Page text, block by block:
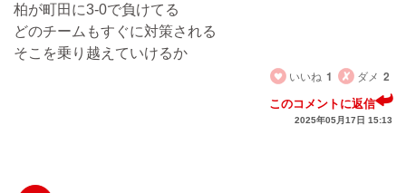
柏が町田に3-0で負けてる
どのチームもすぐに対策される
そこを乗り越えていけるか
いいね 1 ダメ 2
このコメントに返信
2025年05月17日 15:13